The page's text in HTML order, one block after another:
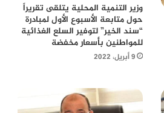
وزير التنمية المحلية يتلقى تقريراً
حول متابعة الأسبوع الأول لمبادرة
“سند الخير” لتوفير السلع الغذائية
للمواطنين بأسعار مخفضة
9 أبريل، 2022